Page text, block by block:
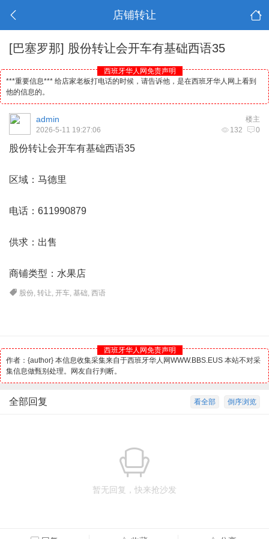
店铺转让
[巴塞罗那] 股份转让会开车有基础西语35
西班牙华人网免责声明
***重要信息*** 给店家老板打电话的时候，请告诉他，是在西班牙华人网上看到
他的信息的。
楼主
admin
132 0
2026-5-11 19:27:06
股份转让会开车有基础西语35
区域： 马德里
电话：611990879
供求：出售
商铺类型：水果店
股份,转让,开车, 基础,西语
西班牙华人网免责声明
作者：{author} 本信息收集采集来自于西班牙华人网WWW.BBS.EUS 本站不对采
集信息做甄别处理。网友自行判断。
倒序浏览
看全部
全部回复
暂无回复，快来抢沙发